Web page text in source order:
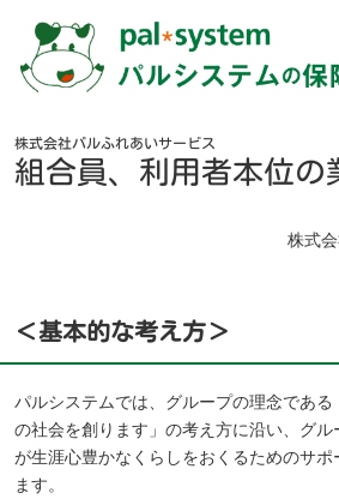
株式会社パルふれあいサービス
組合員、利用者本位の
株式
＜基本的な考え方＞
パルシステムでは、グループの理念であ
の社会を創ります」の考え方に沿い、グル
が生涯心豊かなくらしをおくるためのサ
ます。